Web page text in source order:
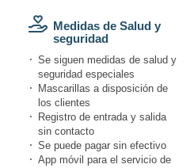
Medidas de Salud y
seguridad
Se siguen medidas de salud y
seguridad especiales
Mascarillas a disposición de
los clientes
Registro de entrada y salida
sin contacto
Se puede pagar sin efectivo
App móvil para el servicio de